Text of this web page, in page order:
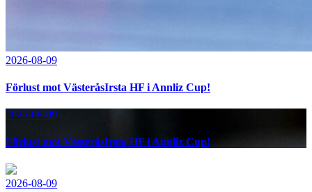
2026-08-09
Förlust mot VästeråsIrsta HF i Annliz Cup!
2026-08-09
Förlust mot VästeråsIrsta HF i Annliz Cup!
2026-08-09